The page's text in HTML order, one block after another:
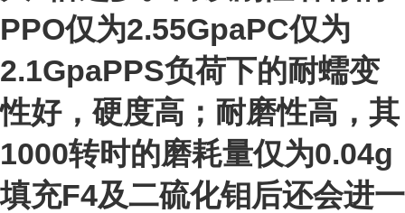
PPO仅为2.55GpaPC仅为
2.1GpaPPS负荷下的耐蠕变
性好，硬度高；耐磨性高，其
1000转时的磨耗量仅为0.04g
填充F4及二硫化钼后还会进一